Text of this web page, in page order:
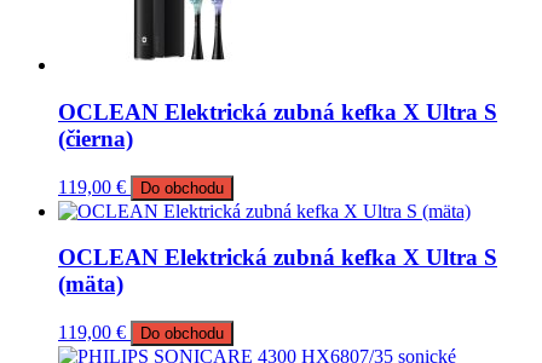
OCLEAN Elektrická zubná kefka X Ultra S
(čierna)
119,00 € Do obchodu
OCLEAN Elektrická zubná kefka X Ultra S
(mäta)
119,00 € Do obchodu